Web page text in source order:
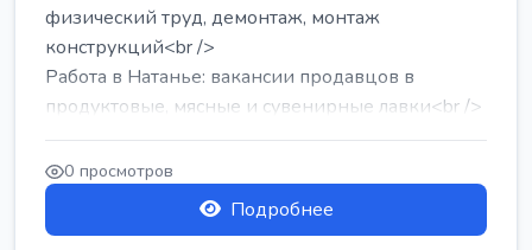
физический труд, демонтаж, монтаж
конструкций<br />
Работа в Натанье: вакансии продавцов в
продуктовые, мясные и сувенирные лавки<br />
Разнорабочий на сборку м...
0 просмотров
Подробнее